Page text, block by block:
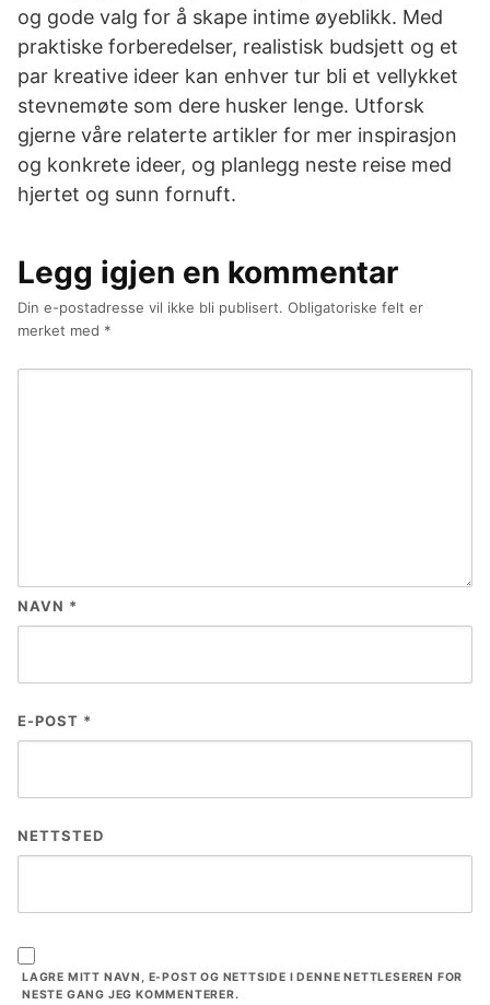
og gode valg for å skape intime øyeblikk. Med
praktiske forberedelser, realistisk budsjett og et
par kreative ideer kan enhver tur bli et vellykket
stevnemøte som dere husker lenge. Utforsk
gjerne våre relaterte artikler for mer inspirasjon
og konkrete ideer, og planlegg neste reise med
hjertet og sunn fornuft.
Legg igjen en kommentar
Din e-postadresse vil ikke bli publisert. Obligatoriske felt er
merket med *
NAVN *
E-POST *
NETTSTED
LAGRE MITT NAVN, E-POST OG NETTSIDE I DENNE NETTLESEREN FOR
NESTE GANG JEG KOMMENTERER.